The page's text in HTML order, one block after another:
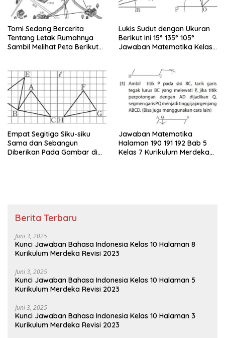
Tomi Sedang Bercerita
Tentang Letak Rumahnya
Sambil Melihat Peta Berikut
Lukis Sudut dengan Ukuran
Berikut Ini 15° 135° 105°
Jawaban Matematika Kelas
Empat Segitiga Siku-siku
Sama dan Sebangun
Diberikan Pada Gambar di
Jawaban Matematika
Halaman 190 191 192 Bab 5
Kelas 7 Kurikulum Merdeka
Berita Terbaru
Juni 3, 2025
Kunci Jawaban Bahasa Indonesia Kelas 10 Halaman 8
Kurikulum Merdeka Revisi 2023
Juni 3, 2025
Kunci Jawaban Bahasa Indonesia Kelas 10 Halaman 5
Kurikulum Merdeka Revisi 2023
Juni 3, 2025
Kunci Jawaban Bahasa Indonesia Kelas 10 Halaman 3
Kurikulum Merdeka Revisi 2023